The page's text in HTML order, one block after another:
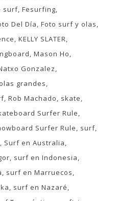
surf Fesurfing
Del Día Foto surf y olas
KELLY SLATER
Mason Ho
Gonzalez
olas grandes
Rob Machado
skate
Surfer Rule
Surfer Rule
surf
Surf en Australia
surf en Indonesia
surf en Marruecos
surf en Nazaré